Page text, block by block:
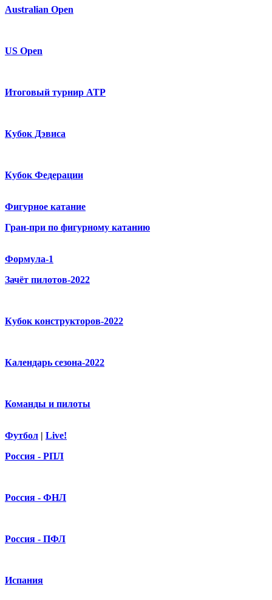
Australian Open
US Open
Итоговый турнир ATP
Кубок Дэвиса
Кубок Федерации
Фигурное катание
Гран-при по фигурному катанию
Формула-1
Зачёт пилотов-2022
Кубок конструкторов-2022
Календарь сезона-2022
Команды и пилоты
Футбол | Live!
Россия - РПЛ
Россия - ФНЛ
Россия - ПФЛ
Испания